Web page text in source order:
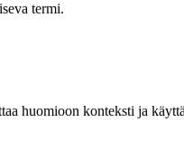
termi.
huomioon konteksti ja